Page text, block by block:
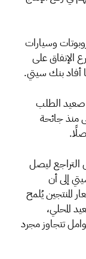
وسيارات
الإنفاق على
أفاد بنك سيتي.
صعيد الطلب
منذ جائحة
التراجع ليصل
إلى أن
المنتجين يُلمح
المحلي،
تتجاوز مجرد